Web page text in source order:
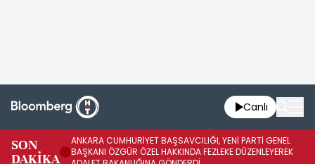
Canlı
SON
DAKİKA
ANKARA CUMHURİYET BAŞSAVCILIĞI, YENİ PARTİ GENEL
BAŞKANI ÖZGÜR ÖZEL HAKKINDA FEZLEKE DÜZENLEYEREK